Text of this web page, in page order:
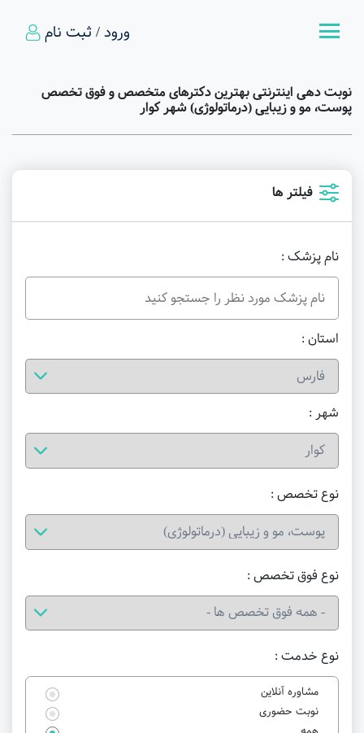
ورود / ثبت نام
نوبت دهی اینترنتی بهترین دکترهای متخصص و فوق تخصص
پوست، مو و زیبایی (درماتولوژی) شهر کوار
فیلتر ها
نام پزشک :
استان :
شهر :
نوع خدمت :
مشاوره آنلاین
نوبت حضوری
نوع تخصص :
نوع فوق تخصص :